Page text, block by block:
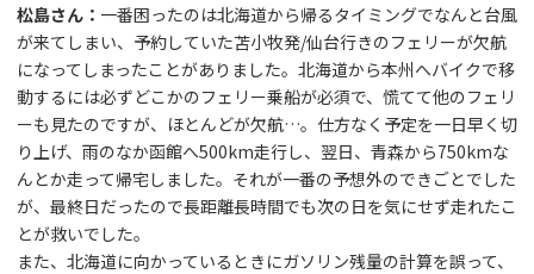
松島さん： 一番困ったのは北海道から帰るタイミングでなんと台風
が来てしまい、予約していた苫小牧発/仙台行きのフェリーが欠航
になってしまったことがありました。北海道から本州へバイクで移
動するには必ずどこかのフェリー乗船が必須で、慌てて他のフェリ
ーも見たのですが、ほとんどが欠航…。仕方なく予定を一日早く切
り上げ、雨のなか函館へ500km走行し、翌日、青森から750kmな
んとか走って帰宅しました。それが一番の予想外のできごとでした
が、最終日だったので長距離長時間でも次の日を気にせず走れたこ
とが救いでした。
また、北海道に向かっているときにガソリン残量の計算を誤って、